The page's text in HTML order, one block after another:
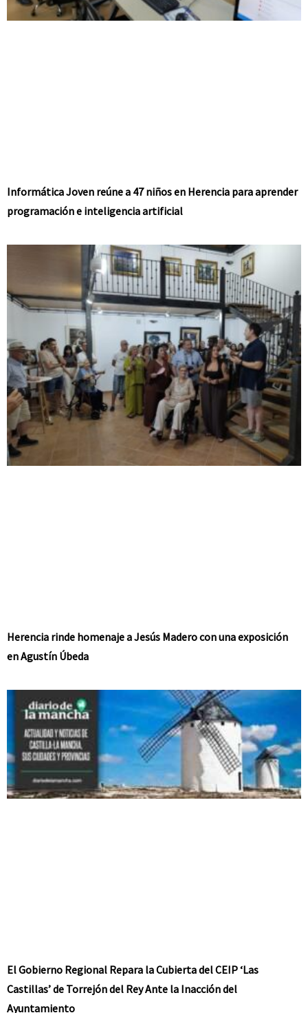
Informática Joven reúne a 47 niños en Herencia para aprender
programación e inteligencia artificial
Herencia rinde homenaje a Jesús Madero con una exposición
en Agustín Úbeda
El Gobierno Regional Repara la Cubierta del CEIP ‘Las
Castillas’ de Torrejón del Rey Ante la Inacción del
Ayuntamiento